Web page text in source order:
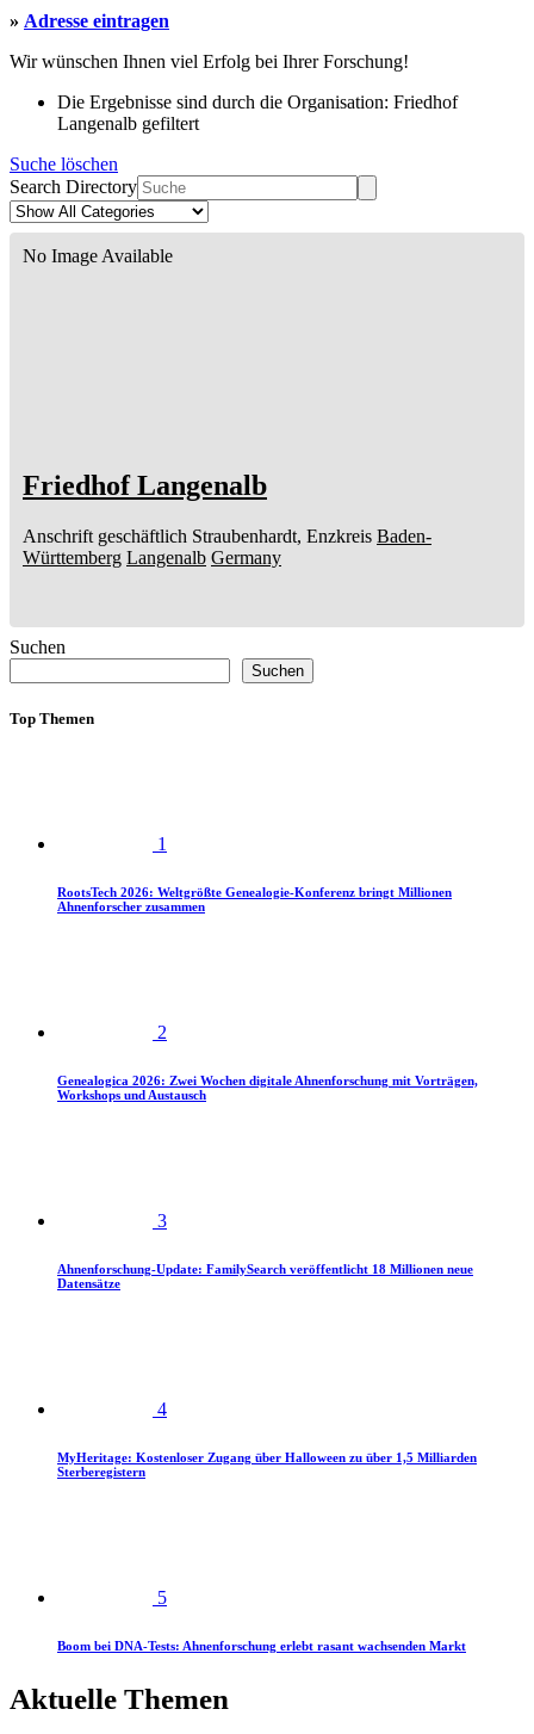
» Adresse eintragen
Wir wünschen Ihnen viel Erfolg bei Ihrer Forschung!
Die Ergebnisse sind durch die Organisation: Friedhof
Langenalb gefiltert
Suche löschen
Search Directory
No Image Available
Friedhof Langenalb
Anschrift geschäftlich Straubenhardt, Enzkreis Baden-
Württemberg Langenalb Germany
Suchen
Suchen
Top Themen
1
RootsTech 2026: Weltgrößte Genealogie-Konferenz bringt Millionen
Ahnenforscher zusammen
2
Genealogica 2026: Zwei Wochen digitale Ahnenforschung mit Vorträgen,
Workshops und Austausch
3
Ahnenforschung-Update: FamilySearch veröffentlicht 18 Millionen neue
Datensätze
4
MyHeritage: Kostenloser Zugang über Halloween zu über 1,5 Milliarden
Sterberegistern
5
Boom bei DNA-Tests: Ahnenforschung erlebt rasant wachsenden Markt
Aktuelle Themen